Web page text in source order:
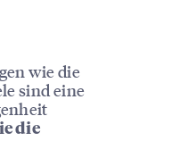
wie die
sind eine
die